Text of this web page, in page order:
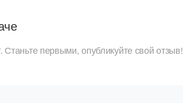
Станьте первыми, опубликуйте свой отзыв!